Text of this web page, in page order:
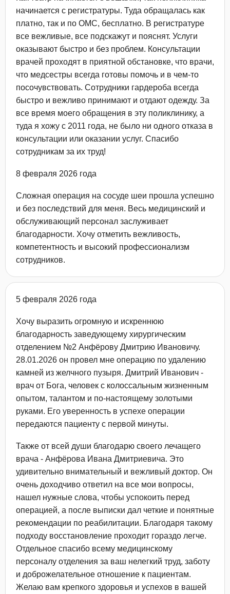
начинается с регистратуры. Туда обращалась как
платно, так и по ОМС, бесплатно. В регистратуре
все вежливые, все подскажут и пояснят. Услуги
оказывают быстро и без проблем. Консультации
врачей проходят в приятной обстановке, что врачи,
что медсестры всегда готовы помочь и в чем-то
посочувствовать. Сотрудники гардероба всегда
быстро и вежливо принимают и отдают одежду. За
все время моего обращения в эту поликлинику, а
туда я хожу с 2011 года, не было ни одного отказа в
консультации или оказании услуг. Спасибо
сотрудникам за их труд!
8 февраля 2026 года
Сложная операция на сосуде шеи прошла успешно
и без последствий для меня. Весь медицинский и
обслуживающий персонал заслуживает
благодарности. Хочу отметить вежливость,
компетентность и высокий профессионализм
сотрудников.
5 февраля 2026 года
Хочу выразить огромную и искреннюю
благодарность заведующему хирургическим
отделением №2 Анфёрову Дмитрию Ивановичу.
28.01.2026 он провел мне операцию по удалению
камней из желчного пузыря. Дмитрий Иванович -
врач от Бога, человек с колоссальным жизненным
опытом, талантом и по-настоящему золотыми
руками. Его уверенность в успехе операции
передаются пациенту с первой минуты.
Также от всей души благодарю своего лечащего
врача - Анфёрова Ивана Дмитриевича. Это
удивительно внимательный и вежливый доктор. Он
очень доходчиво ответил на все мои вопросы,
нашел нужные слова, чтобы успокоить перед
операцией, а после выписки дал четкие и понятные
рекомендации по реабилитации. Благодаря такому
подходу восстановление проходит гораздо легче.
Отдельное спасибо всему медицинскому
персоналу отделения за ваш нелегкий труд, заботу
и доброжелательное отношение к пациентам.
Желаю вам крепкого здоровья и успехов в вашей